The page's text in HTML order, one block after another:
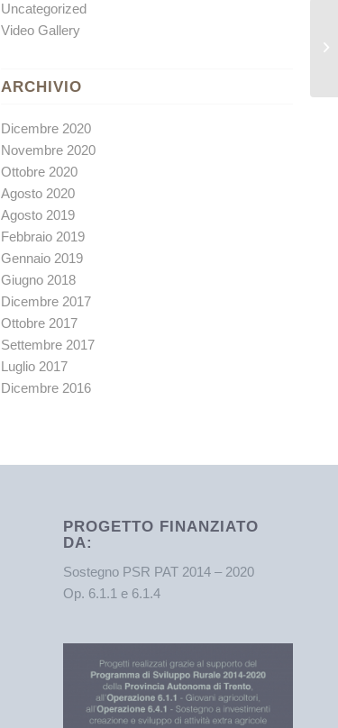
Uncategorized
Video Gallery
ARCHIVIO
Dicembre 2020
Novembre 2020
Ottobre 2020
Agosto 2020
Agosto 2019
Febbraio 2019
Gennaio 2019
Giugno 2018
Dicembre 2017
Ottobre 2017
Settembre 2017
Luglio 2017
Dicembre 2016
PROGETTO FINANZIATO
DA:
Sostegno PSR PAT 2014 – 2020
Op. 6.1.1 e 6.1.4